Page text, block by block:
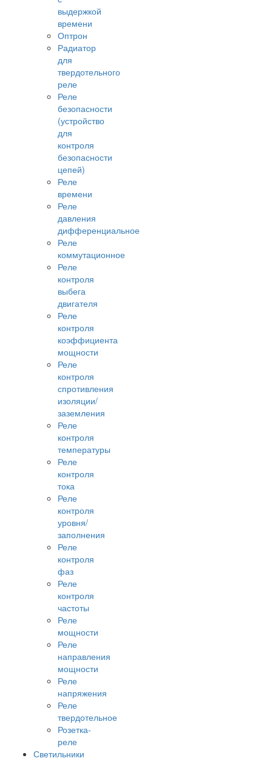
выдержкой
времени
Оптрон
Радиатор
для
твердотельного
реле
Реле
безопасности
(устройство
для
контроля
безопасности
цепей)
Реле
времени
Реле
давления
дифференциальное
Реле
коммутационное
Реле
контроля
выбега
двигателя
Реле
контроля
коэффициента
мощности
Реле
контроля
спротивления
изоляции/
заземления
Реле
контроля
температуры
Реле
контроля
тока
Реле
контроля
уровня/
заполнения
Реле
контроля
фаз
Реле
контроля
частоты
Реле
мощности
Реле
направления
мощности
Реле
напряжения
Реле
твердотельное
Розетка-
реле
Светильники